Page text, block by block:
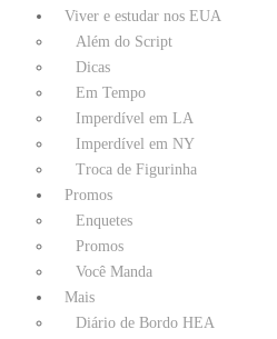
Viver e estudar nos EUA
Além do Script
Dicas
Em Tempo
Imperdível em LA
Imperdível em NY
Troca de Figurinha
Promos
Enquetes
Promos
Você Manda
Mais
Diário de Bordo HEA